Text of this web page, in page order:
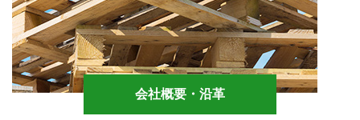
会社概要・沿革